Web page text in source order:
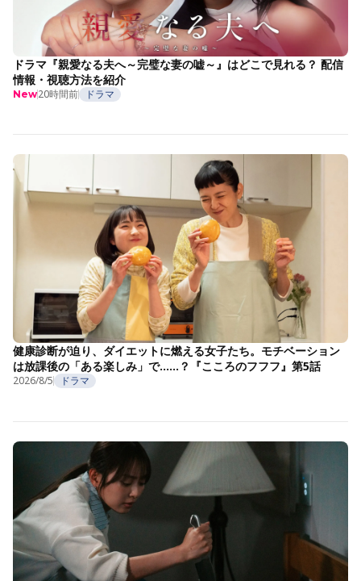
ドラマ『親愛なる夫へ～完璧な妻の嘘～』はどこで見れる？ 配信
情報・視聴方法を紹介
New20時間前 ドラマ
健康診断が迫り、ダイエットに燃える女子たち。モチベーション
は放課後の「ある楽しみ」で……？『こころのフフフ』第5話
2026/8/5 ドラマ